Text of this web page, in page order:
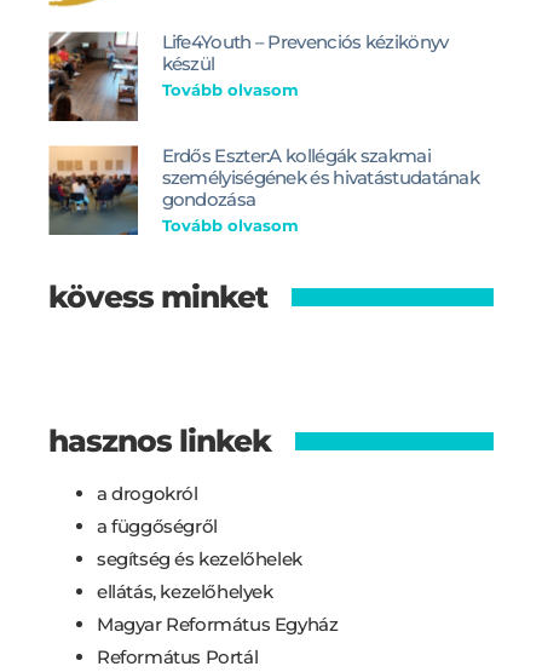
Life4Youth – Prevenciós kézikönyv
készül
Tovább olvasom
Erdős Eszter:A kollégák szakmai
személyiségének és hivatástudatának
gondozása
Tovább olvasom
kövess minket
hasznos linkek
a drogokról
a függőségről
segítség és kezelőhelek
ellátás, kezelőhelyek
Magyar Református Egyház
Református Portál